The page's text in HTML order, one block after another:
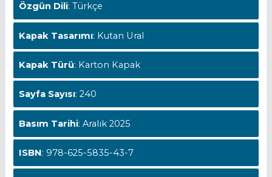
Özgün Dili: Türkçe
Kapak Tasarımı: Kutan Ural
Kapak Türü: Karton Kapak
Sayfa Sayısı: 240
Basım Tarihi: Aralık 2025
ISBN: 978-625-5835-43-7